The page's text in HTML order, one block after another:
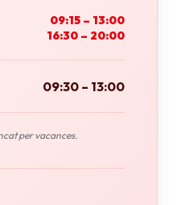
09:15 – 13:00
16:30 – 20:00
09:30 – 13:00
per vacances.